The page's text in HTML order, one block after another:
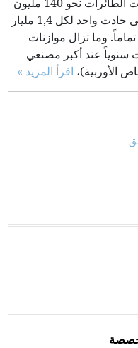
ميل. أما اليوم، فقد تقلص هذا الرقم إلى حادث واحد لكل 1,4 مليار
انخفضت 10 مرات تماماً. وما تزال موازنات
سنوياً عند أكبر مصنعي
الأوربية)، اقرأ المزيد »